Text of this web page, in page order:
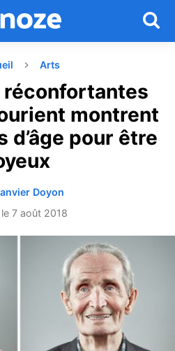
Arts
réconfortantes
montrent
d’âge pour être
Doyon
7 août 2018